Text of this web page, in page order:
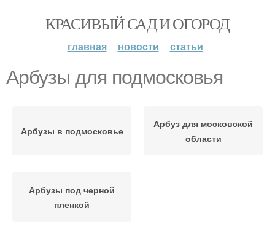
КРАСИВЫЙ САД И ОГОРОД
главная новости статьи
Арбузы для подмосковья
Арбузы в подмосковье
Арбуз для московской
области
Арбузы под черной
пленкой